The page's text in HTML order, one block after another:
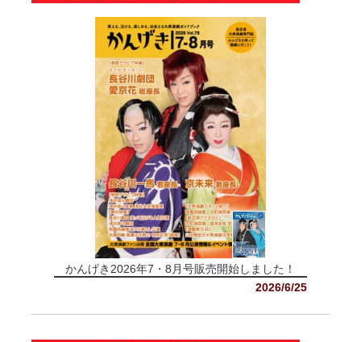
かんげき2026年7・8月号販売開始しました！
2026/6/25